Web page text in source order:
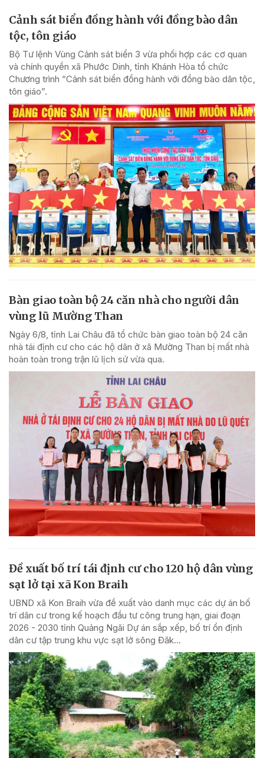
Cảnh sát biển đồng hành với đồng bào dân
tộc, tôn giáo
Bộ Tư lệnh Vùng Cảnh sát biển 3 vừa phối hợp các cơ quan
và chính quyền xã Phước Dinh, tỉnh Khánh Hòa tổ chức
Chương trình “Cảnh sát biển đồng hành với đồng bào dân tộc,
tôn giáo”.
Bàn giao toàn bộ 24 căn nhà cho người dân
vùng lũ Mường Than
Ngày 6/8, tỉnh Lai Châu đã tổ chức bàn giao toàn bộ 24 căn
nhà tái định cư cho các hộ dân ở xã Mường Than bị mất nhà
hoàn toàn trong trận lũ lịch sử vừa qua.
Đề xuất bố trí tái định cư cho 120 hộ dân vùng
sạt lở tại xã Kon Braih
UBND xã Kon Braih vừa đề xuất vào danh mục các dự án bố
trí dân cư trong kế hoạch đầu tư công trung hạn, giai đoạn
2026 - 2030 tỉnh Quảng Ngãi Dự án sắp xếp, bố trí ổn định
dân cư tập trung khu vực sạt lở sông Đăk...